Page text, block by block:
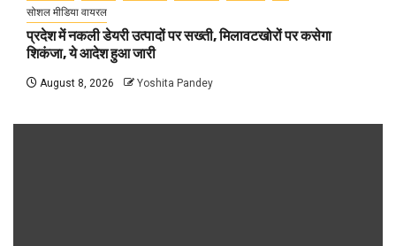
सोशल मीडिया वायरल
प्रदेश में नकली डेयरी उत्पादों पर सख्ती, मिलावटखोरों पर कसेगा
शिकंजा, ये आदेश हुआ जारी
August 8, 2026 Yoshita Pandey